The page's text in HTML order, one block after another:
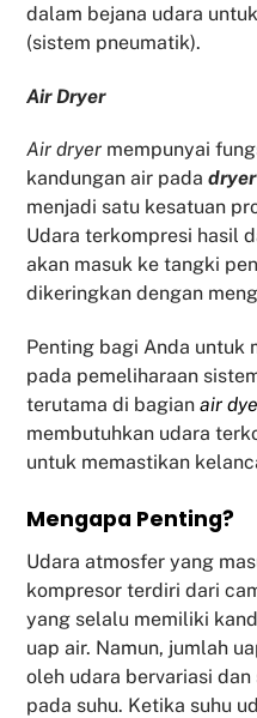
dalam bejana udara
(sistem pneumatik).
Air Dryer
Air dryer mempunyai
kandungan air pada
menjadi satu kesatuan
Udara terkompresi hasil
akan masuk ke tangki
dikeringkan dengan
Penting bagi Anda untuk
pada pemeliharaan
terutama di bagianair
membutuhkan udara
untuk memastikan
Mengapa Penting?
Udara atmosfer yang
kompresor terdiri dari
yang selalu memiliki
uap air. Namun, jumlah
oleh udara bervariasi
pada suhu. Ketika suhu